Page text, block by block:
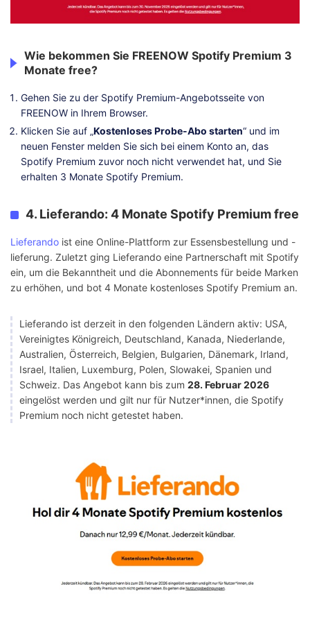
Wie bekommen Sie FREENOW Spotify Premium 3
Monate free?
Gehen Sie zu der Spotify Premium-Angebotsseite von
FREENOW in Ihrem Browser.
Klicken Sie auf „Kostenloses Probe-Abo starten“ und im
neuen Fenster melden Sie sich bei einem Konto an, das
Spotify Premium zuvor noch nicht verwendet hat, und Sie
erhalten 3 Monate Spotify Premium.
4. Lieferando: 4 Monate Spotify Premium free
Lieferando ist eine Online-Plattform zur Essensbestellung und -
lieferung. Zuletzt ging Lieferando eine Partnerschaft mit Spotify
ein, um die Bekanntheit und die Abonnements für beide Marken
zu erhöhen, und bot 4 Monate kostenloses Spotify Premium an.
Lieferando ist derzeit in den folgenden Ländern aktiv: USA,
Vereinigtes Königreich, Deutschland, Kanada, Niederlande,
Australien, Österreich, Belgien, Bulgarien, Dänemark, Irland,
Israel, Italien, Luxemburg, Polen, Slowakei, Spanien und
Schweiz. Das Angebot kann bis zum 28. Februar 2026
eingelöst werden und gilt nur für Nutzer*innen, die Spotify
Premium noch nicht getestet haben.